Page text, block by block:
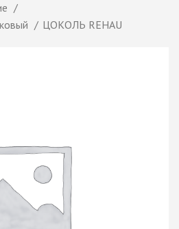
ЦОКОЛЬ REHAU